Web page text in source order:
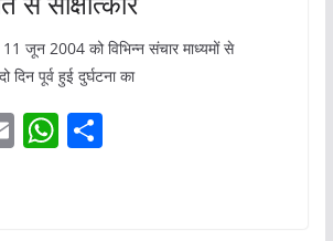
जून 2004 को विभिन्‍न संचार माध्‍यमों से
दिन पूर्व हुई दुर्घटना का
E W S